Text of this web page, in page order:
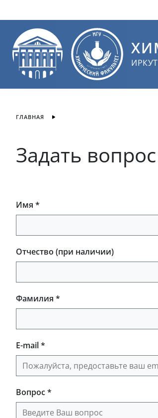
ГЛАВНАЯ
Задать вопрос
Имя *
Отчество (при наличии)
Фамилия *
E-mail *
Вопрос *